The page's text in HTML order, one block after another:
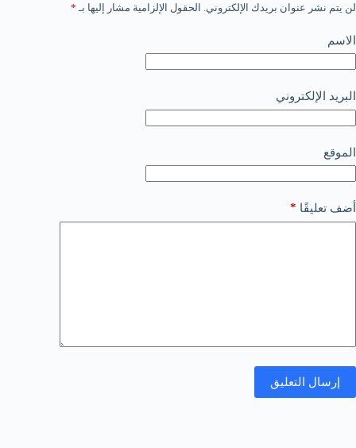
لن يتم نشر عنوان بريدك الإلكتروني. الحقول الإلزامية مشار إليها بـ *
الاسم
البريد الإلكتروني
الموقع
أضف تعليقًا *
إرسال التعليق